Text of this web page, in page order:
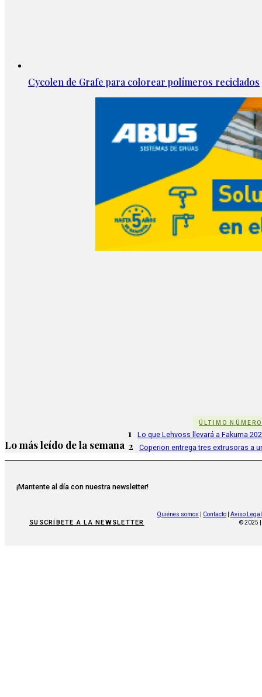
Cycolen de Grafe para colorear polímeros reciclados
ÚLTIMO NÚMERO
Lo más leído de la semana
1 Lo que Lehvoss llevará a Fakuma
2 Coperion entrega tres extrusoras a
¡Mantente al día con nuestra newsletter!
SUSCRÍBETE A LA NEWSLETTER
Quiénes somos Contacto
Aviso Legal
© 2025